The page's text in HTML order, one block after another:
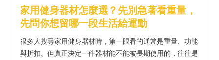
家用健身器材怎麼選？先別急著看重量，
先問你想留哪一段生活給運動
很多人搜尋家用健身器材時，第一眼看的通常是重量、功能
與折扣。但真正決定一件器材能不能被長期使用的，往往是